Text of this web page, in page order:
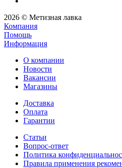
2026 © Метизная лавка
Компания
Помощь
Информация
О компании
Новости
Вакансии
Магазины
Доставка
Оплата
Гарантии
Статьи
Вопрос-ответ
Политика
Правила применения